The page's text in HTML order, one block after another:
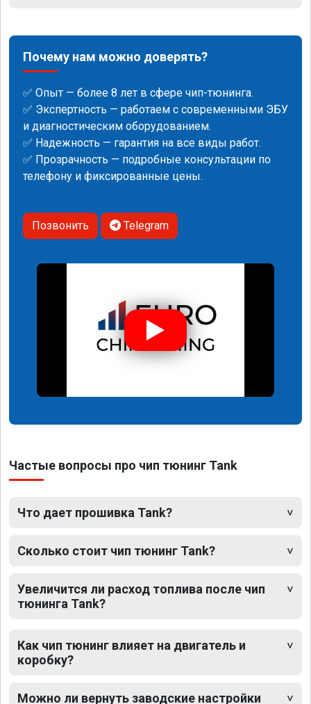
Почему нам можно доверять?
✅ Опыт — более 8 лет в сфере чип-тюнинга.
✅ Экспертность — работаем с современными ЭБУ
и диагностическим оборудованием.
✅ Надежность — гарантия на все виды работ.
✅ Прозрачность — подробные консультации по
телефону и фиксированные цены.
Позвонить Telegram
Частые вопросы про чип тюнинг Tank
Что дает прошивка Tank?
Сколько стоит чип тюнинг Tank?
Увеличится ли расход топлива после чип
тюнинга Tank?
Как чип тюнинг влияет на двигатель и
коробку?
Можно ли вернуть заводские настройки